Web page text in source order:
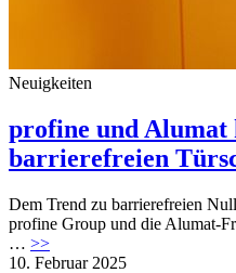
Neuigkeiten
profine und Alumat
barrierefreien
Dem Trend zu barrierefreien
profine Group und die Alumat-
… >>
10. Februar 2025